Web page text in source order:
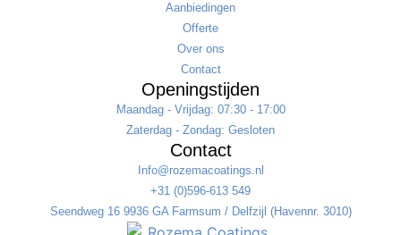
Aanbiedingen
Offerte
Over ons
Contact
Openingstijden
Maandag - Vrijdag: 07:30 - 17:00
Zaterdag - Zondag: Gesloten
Contact
Info@rozemacoatings.nl
+31 (0)596-613 549
Seendweg 16 9936 GA Farmsum / Delfzijl (Havennr. 3010)